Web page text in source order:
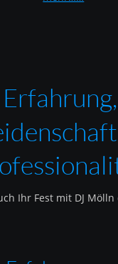
Erfahrung,
Ihr Fest mit DJ Mölln